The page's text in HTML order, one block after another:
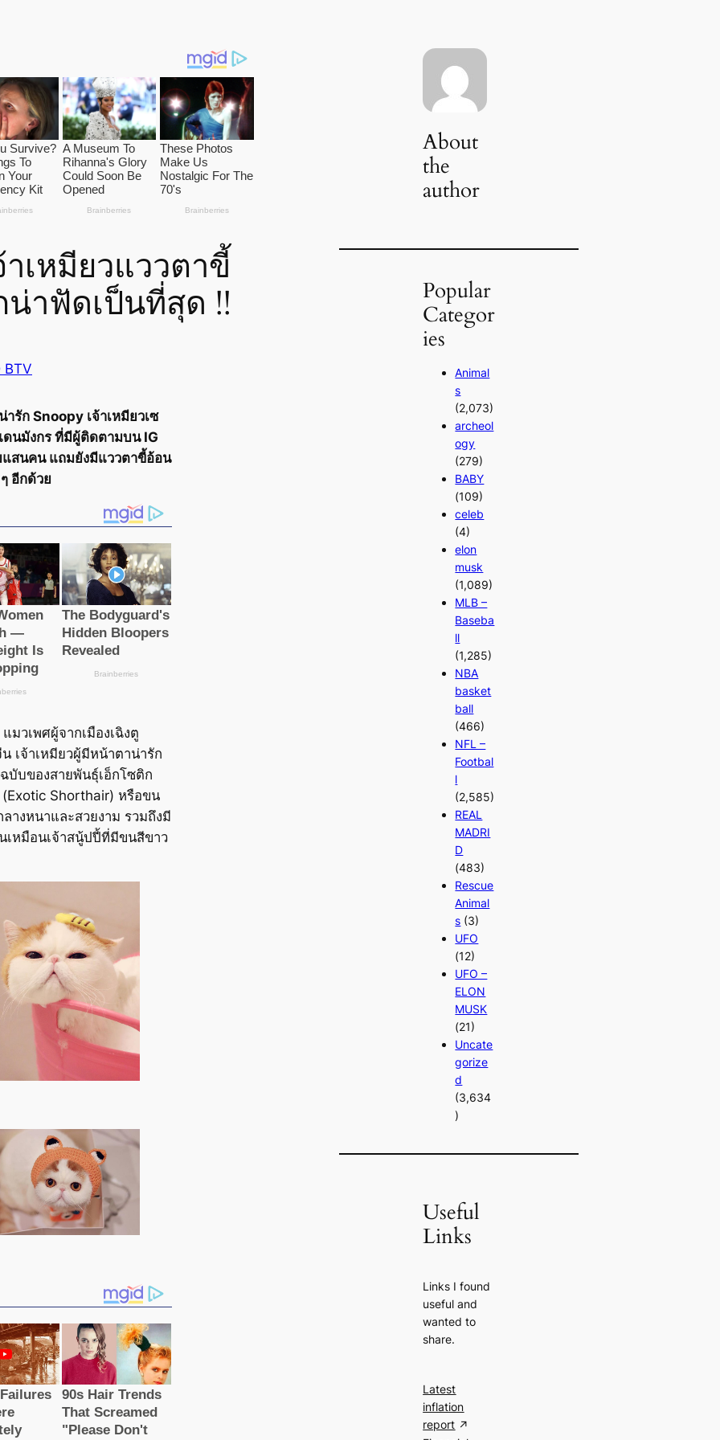
าเหมียวแววตาขี้
าฟัดเป็นที่สุด !!
BTV
รัก Snoopy เจ้าเหมียวเซ
ดนมังกร ที่มีผู้ติดตามบน IG
แสนคน แถมยังมีแววตาขี้อ้อน
อีกด้วย
แมวเพศผู้จากเมืองเฉิงตู
เจ้าเหมียวผู้มีหน้าตาน่ารัก
บับของสายพันธุ์เอ็กโซติก
Shorthair) หรือขน
างหนาและสวยงาม รวมถึงมี
เหมือนเจ้าสนู้ปปี้ที่มีขนสีขาว
About
the
author
Popular
Categor
ies
Animal
s
(2,073)
archeol
ogy
(279)
BABY
(109)
celeb
(4)
elon
musk
(1,089)
MLB –
Baseba
ll
(1,285)
NBA
basket
ball
(466)
NFL –
Footbal
l
(2,585)
REAL
MADRI
D
(483)
Rescue
Animal
s (3)
UFO
(12)
UFO –
ELON
MUSK
(21)
Uncate
gorize
d
(3,634
)
Useful
Links
Links I found
useful and
wanted to
share.
Latest
inflation
report